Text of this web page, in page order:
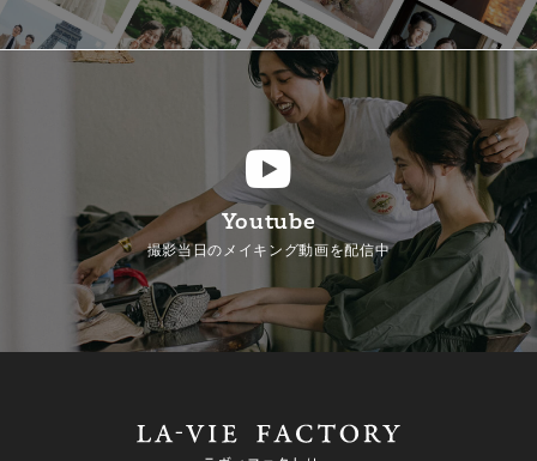
Youtube
撮影当日のメイキング動画を配信中